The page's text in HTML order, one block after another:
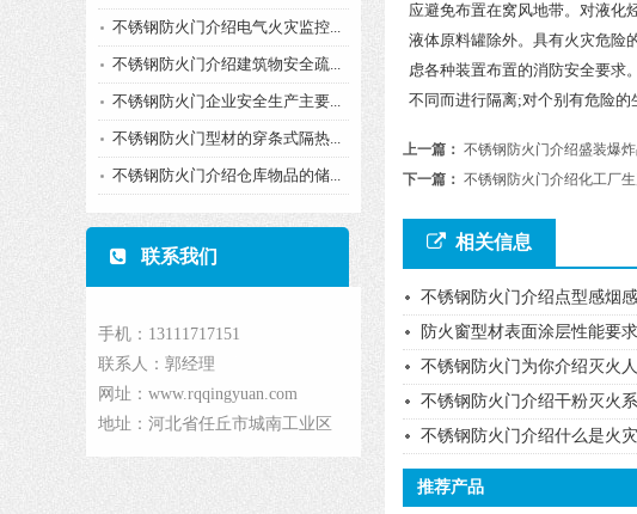
不锈钢防火门介绍电气火灾监控...
不锈钢防火门介绍建筑物安全疏...
不锈钢防火门企业安全生产主要...
不锈钢防火门型材的穿条式隔热...
不锈钢防火门介绍仓库物品的储...
联系我们
手机：13111717151
联系人：郭经理
网址：www.rqqingyuan.com
地址：河北省任丘市城南工业区
应避免布置在窝风地带。对液化
液体原料罐除外。具有火灾危险
虑各种装置布置的消防安全要求
不同而进行隔离;对个别有危险的
上一篇： 不锈钢防火门介绍盛装爆
下一篇： 不锈钢防火门介绍化工厂
相关信息
不锈钢防火门介绍点型感烟
防火窗型材表面涂层性能要求
不锈钢防火门为你介绍灭火
不锈钢防火门介绍干粉灭火
不锈钢防火门介绍什么是火
推荐产品